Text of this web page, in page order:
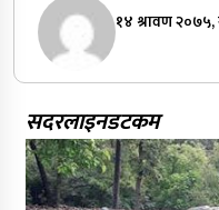
१४ श्रावण २०७५,
सदरलाइनडटकम